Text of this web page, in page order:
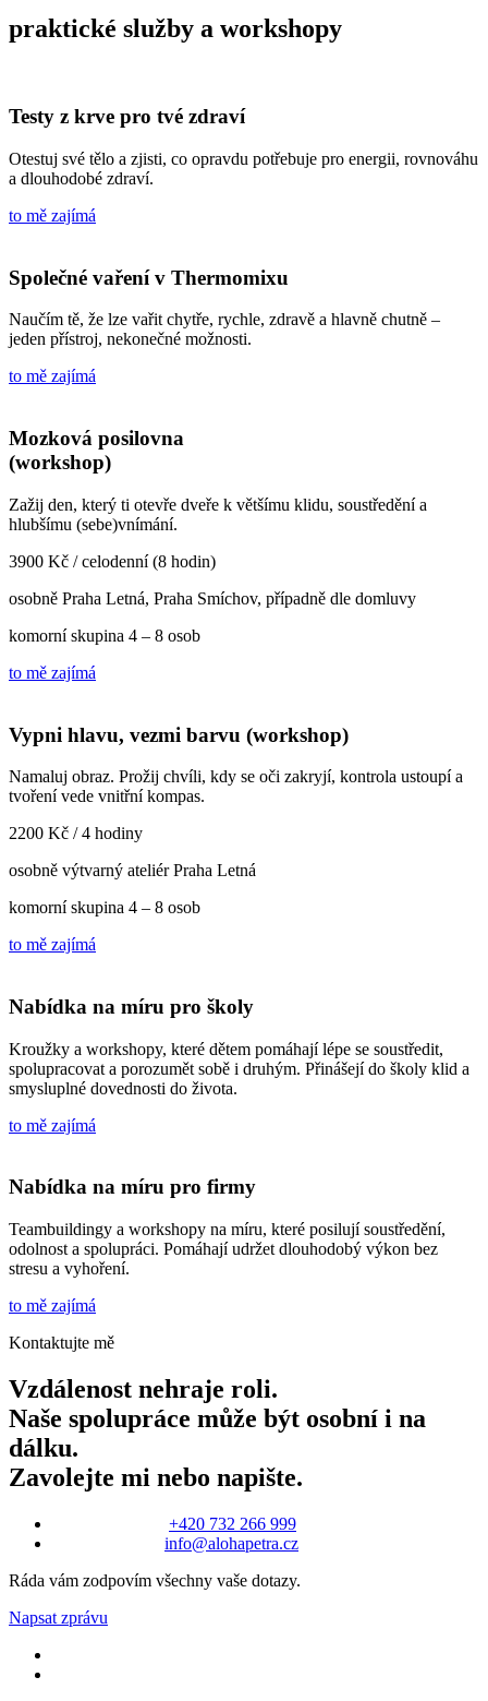
praktické služby a workshopy
Testy z krve pro tvé zdraví
Otestuj své tělo a zjisti, co opravdu potřebuje pro energii, rovnováhu
a dlouhodobé zdraví.
to mě zajímá
Společné vaření v Thermomixu
Naučím tě, že lze vařit chytře, rychle, zdravě a hlavně chutně –
jeden přístroj, nekonečné možnosti.
to mě zajímá
Mozková posilovna
(workshop)
Zažij den, který ti otevře dveře k většímu klidu, soustředění a
hlubšímu (sebe)vnímání.
3900 Kč / celodenní (8 hodin)
osobně Praha Letná, Praha Smíchov, případně dle domluvy
komorní skupina 4 – 8 osob
to mě zajímá
Vypni hlavu, vezmi barvu (workshop)
Namaluj obraz. Prožij chvíli, kdy se oči zakryjí, kontrola ustoupí a
tvoření vede vnitřní kompas.
2200 Kč / 4 hodiny
osobně výtvarný ateliér Praha Letná
komorní skupina 4 – 8 osob
to mě zajímá
Nabídka na míru pro školy
Kroužky a workshopy, které dětem pomáhají lépe se soustředit,
spolupracovat a porozumět sobě i druhým. Přinášejí do školy klid a
smysluplné dovednosti do života.
to mě zajímá
Nabídka na míru pro firmy
Teambuildingy a workshopy na míru, které posilují soustředění,
odolnost a spolupráci. Pomáhají udržet dlouhodobý výkon bez
stresu a vyhoření.
to mě zajímá
Kontaktujte mě
Vzdálenost nehraje roli.
Naše spolupráce může být osobní i na
dálku.
Zavolejte mi nebo napište.
+420 732 266 999
info@alohapetra.cz
Ráda vám zodpovím všechny vaše dotazy.
Napsat zprávu